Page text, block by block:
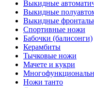
Выкидные
Выкидные
Выкидные
Спортивные ножи
Бабочки (балисонги)
Керамбиты
Тычковые ножи
Мачете и кукри
Ножи танто